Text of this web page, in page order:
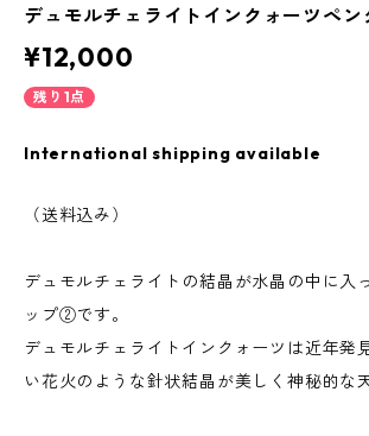
デュモルチェライトインクォーツペ
¥12,000
残り1点
International shipping available
（送料込み）
デュモルチェライトの結晶が水晶の中に入
ップ②です。
デュモルチェライトインクォーツは近年発
い花火のような針状結晶が美しく神秘的な